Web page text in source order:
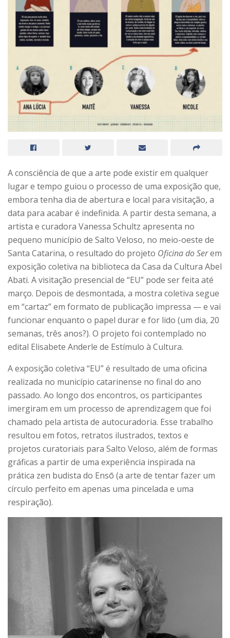
A consciência de que a arte pode existir em qualquer
lugar e tempo guiou o processo de uma exposição que,
embora tenha dia de abertura e local para visitação, a
data para acabar é indefinida. A partir desta semana, a
artista e curadora Vanessa Schultz apresenta no
pequeno município de Salto Veloso, no meio-oeste de
Santa Catarina, o resultado do projeto Oficina do Serem
exposição coletiva na biblioteca da Casa da Cultura Abel
Abati. A visitação presencial de “EU” pode ser feita até
março. Depois de desmontada, a mostra coletiva segue
em “cartaz” em formato de publicação impressa — e vai
funcionar enquanto o papel durar e for lido (um dia, 20
semanas, três anos?). O projeto foi contemplado no
edital Elisabete Anderle de Estímulo à Cultura.
A exposição coletiva “EU” é resultado de uma oficina
realizada no município catarinense no final do ano
passado. Ao longo dos encontros, os participantes
imergiram em um processo de aprendizagem que foi
chamado pela artista de autocuradoria. Esse trabalho
resultou em fotos, retratos ilustrados, textos e
projetos curatoriais para Salto Veloso, além de formas
gráficas a partir de uma experiência inspirada na
prática zen budista do Ensō (a arte de tentar fazer um
círculo perfeito em apenas uma pincelada e uma
respiração).